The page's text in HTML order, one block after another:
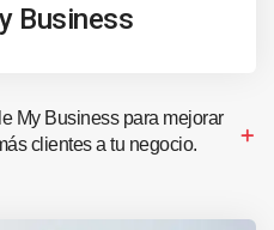
Business
My Business para mejorar
clientes a tu negocio.